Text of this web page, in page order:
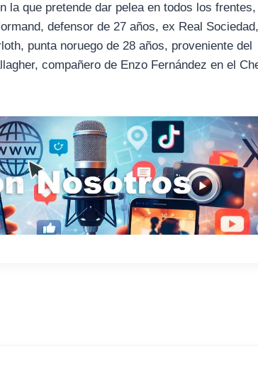
la que pretende dar pelea en todos los
defensor de 27 años, ex Real
punta noruego de 28 años, proveniente del
compañero de Enzo Fernández en el